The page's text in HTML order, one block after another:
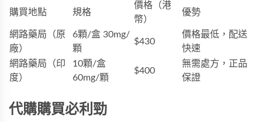
購買地點 規格
價格（港
幣）
優勢
網路藥局（原
廠）
6顆/盒 30mg/
顆
$430
價格最低，配送
快速
網路藥局（印
度）
10顆/盒
60mg/顆
$400
無需處方，正品
保證
代購購買必利勁